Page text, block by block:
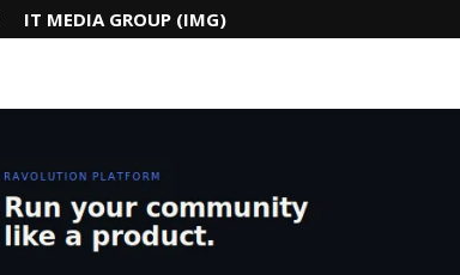
IT MEDIA GROUP (IMG)